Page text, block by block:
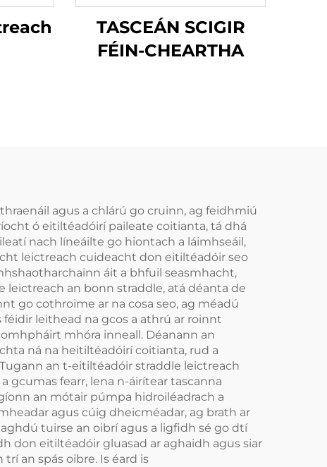
TASCEÁN SCIGIR
FÉIN-CHEARTHA
agus a chlárú go cruinn, ag feidhmiú
ó eitiltéadóirí paileate coitianta, tá dhá
nach líneáilte go hiontach a láimhseáil,
leictreach cuideacht don eitiltéadóir seo
áit a bhfuil seasmhacht,
leictreach an bonn straddle, atá déanta de
go cothroime ar na cosa seo, ag méadú
leithead na gcos a athrú ar roinnt
mhóra inneall. Déanann an
ná na heitiltéadóirí coitianta, rud a
an t-eitiltéadóir straddle leictreach
gcumas fearr, lena n-áirítear tascanna
an mótair púmpa hidroiléadrach a
agus cúig dheicméadar, ag brath ar
tuirse an oibrí agus a ligfidh sé go dtí
don eitiltéadóir gluasad ar aghaidh agus siar
an spás oibre. Is éard is